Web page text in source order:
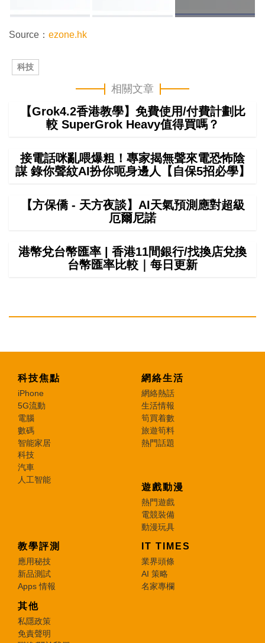
Source： ezone.hk
科技
相關文章
【Grok4.2香港教學】免費使用/付費計劃比
較 SuperGrok Heavy值得買嗎？
接電話咪亂喂爆粗！專家揭無聲來電恐怖陰
謀 錄你聲紋AI扮你呃身邊人【自保5招必學】
【方保僑 - 天方夜談】AI天氣預測應對超級
厄爾尼諾
港幣兌台幣匯率 | 香港11間銀行/找換店兌換
台幣匯率比較｜每日更新
科技焦點
iPhone
5G流動
電腦
數碼
智能家居
科技
汽車
人工智能
網絡生活
網絡熱話
生活情報
筍買着數
旅遊筍料
熱門話題
遊戲動漫
熱門遊戲
電競裝備
動漫玩具
教學評測
應用秘技
新品測試
Apps 情報
IT TIMES
業界頭條
AI 策略
名家專欄
其他
私隱政策
免責聲明